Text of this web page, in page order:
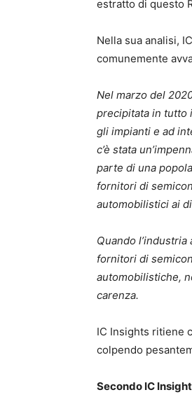
estratto di questo
Nella sua analisi,
comunemente
Nel marzo del
precipitata in tutto
gli impianti e ad
c’è stata
parte di una
fornitori di
automobilistici ai
Quando
fornitori di
automobilistiche,
carenza.
IC Insights ritiene
colpendo
Secondo IC